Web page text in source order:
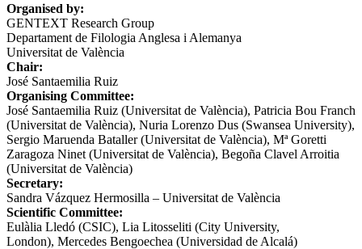
Organised by:
GENTEXT Research Group
Departament de Filologia Anglesa i Alemanya
Universitat de València
Chair:
José Santaemilia Ruiz
Organising Committee:
José Santaemilia Ruiz (Universitat de València), Patricia Bou Franch
(Universitat de València), Nuria Lorenzo Dus (Swansea University),
Sergio Maruenda Bataller (Universitat de València), Mª Goretti
Zaragoza Ninet (Universitat de València), Begoña Clavel Arroitia
(Universitat de València)
Secretary:
Sandra Vázquez Hermosilla – Universitat de València
Scientific Committee:
Eulàlia Lledó (CSIC), Lia Litosseliti (City University,
London), Mercedes Bengoechea (Universidad de Alcalá)